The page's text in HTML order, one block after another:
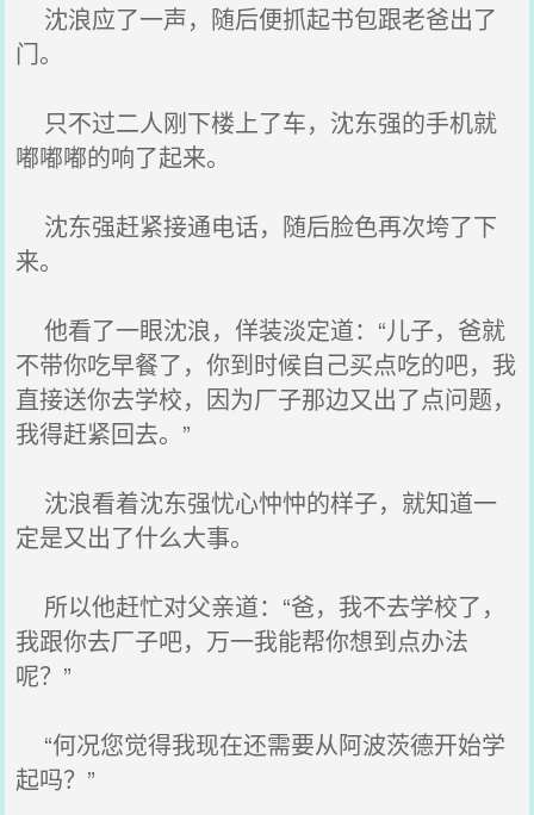
沈浪应了一声，随后便抓起书包跟老爸出了
门。
只不过二人刚下楼上了车，沈东强的手机就
嘟嘟嘟的响了起来。
沈东强赶紧接通电话，随后脸色再次垮了下
来。
他看了一眼沈浪，佯装淡定道：“儿子，爸就
不带你吃早餐了，你到时候自己买点吃的吧，我
直接送你去学校，因为厂子那边又出了点问题，
我得赶紧回去。”
沈浪看着沈东强忧心忡忡的样子，就知道一
定是又出了什么大事。
所以他赶忙对父亲道：“爸，我不去学校了，
我跟你去厂子吧，万一我能帮你想到点办法
呢？”
“何况您觉得我现在还需要从阿波茨德开始学
起吗？”